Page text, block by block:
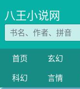
八王小说网
首页 玄幻
科幻
言情